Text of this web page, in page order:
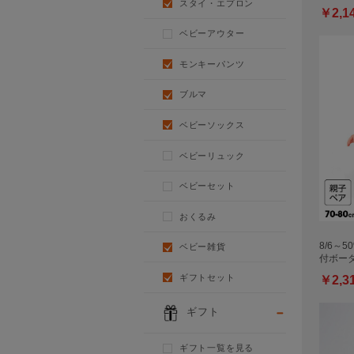
￥
8/6～
付ボー
￥
スタイ・エプロン
ベビーアウター
モンキーパンツ
ブルマ
ベビーソックス
ベビーリュック
ベビーセット
おくるみ
ベビー雑貨
ギフトセット
ギフト
ギフト一覧を見る